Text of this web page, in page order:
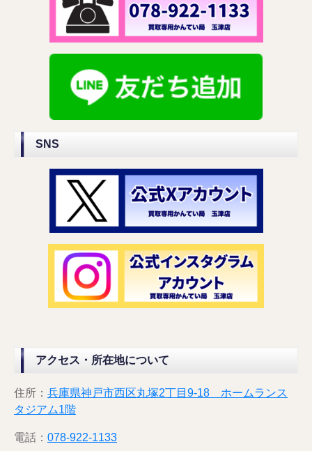
SNS
アクセス・所在地について
住所： 兵庫県神戸市西区丸塚2丁目9-18 ホームランス
タジアム1階
電話： 078-922-1133